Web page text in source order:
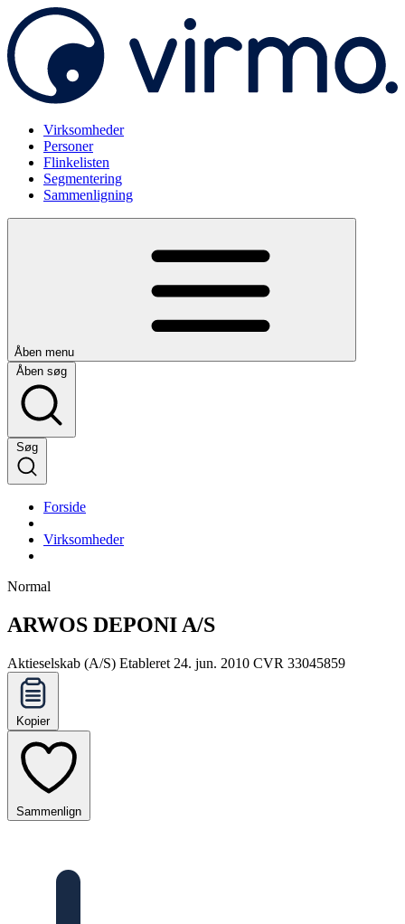
Virksomheder
Personer
Flinkelisten
Segmentering
Sammenligning
Åben menu
Åben søg
Søg
Forside
Virksomheder
Normal
ARWOS DEPONI A/S
Aktieselskab (A/S) Etableret 24. jun. 2010 CVR 33045859
Kopier
Sammenlign